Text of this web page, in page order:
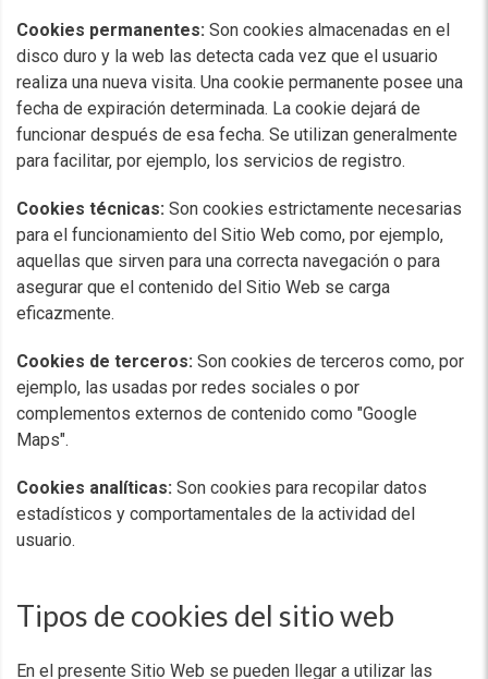
Cookies permanentes: Son cookies almacenadas en el
disco duro y la web las detecta cada vez que el usuario
realiza una nueva visita. Una cookie permanente posee una
fecha de expiración determinada. La cookie dejará de
funcionar después de esa fecha. Se utilizan generalmente
para facilitar, por ejemplo, los servicios de registro.
Cookies técnicas: Son cookies estrictamente necesarias
para el funcionamiento del Sitio Web como, por ejemplo,
aquellas que sirven para una correcta navegación o para
asegurar que el contenido del Sitio Web se carga
eficazmente.
Cookies de terceros: Son cookies de terceros como, por
ejemplo, las usadas por redes sociales o por
complementos externos de contenido como "Google
Maps".
Cookies analíticas: Son cookies para recopilar datos
estadísticos y comportamentales de la actividad del
usuario.
Tipos de cookies del sitio web
En el presente Sitio Web se pueden llegar a utilizar las